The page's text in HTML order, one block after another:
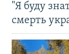
"Я буду
смерть